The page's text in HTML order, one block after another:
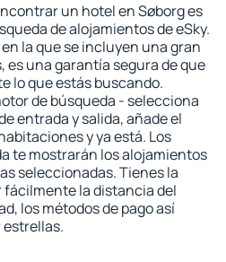
un hotel en Søborg es
de alojamientos de eSky.
la que se incluyen una gran
es una garantía segura de que
lo que estás buscando.
de búsqueda - selecciona
entrada y salida, añade el
y ya está. Los
te mostrarán los alojamientos
seleccionadas. Tienes la
fácilmente la distancia del
los métodos de pago así